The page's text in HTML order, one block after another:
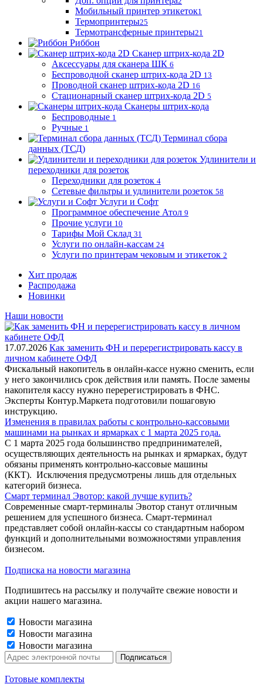
Мобильный принтер этикеток1
Термопринтеры25
Термотрансферные принтеры21
Риббон
Сканер штрих-кода 2D
Аксессуары для сканера ШК 6
Беспроводной сканер штрих-кода 2D 13
Проводной сканер штрих-кода 2D 16
Стационарный сканер штрих-кода 2D 5
Сканеры штрих-кода
Беспроводные 1
Ручные 1
Терминал сбора
данных (ТСД)
Удлинители и
переходники для розеток
Переходники для розеток 4
Сетевые фильтры и удлинители розеток 58
Услуги и Софт
Программное обеспечение Атол 9
Прочие услуги 10
Тарифы Мой Склад 31
Услуги по онлайн-кассам 24
Услуги по принтерам чековым и этикеток 2
Хит продаж
Распродажа
Новинки
Наши новости
17.07.2026 Как заменить ФН и перерегистрировать кассу в
личном кабинете ОФД
Фискальный накопитель в онлайн-кассе нужно сменить, если
у него закончились срок действия или память. После замены
накопителя кассу нужно перерегистрировать в ФНС.
Эксперты Контур.Маркета подготовили пошаговую
инструкцию.
Изменения в правилах работы с контрольно-кассовыми
машинами на рынках и ярмарках с 1 марта 2025 года.
С 1 марта 2025 года большинство предпринимателей,
осуществляющих деятельность на рынках и ярмарках, будут
обязаны применять контрольно-кассовые машины
(ККТ). Исключения предусмотрены лишь для отдельных
категорий бизнеса.
Смарт терминал Эвотор: какой лучше купить?
Современные смарт-терминалы Эвотор станут отличным
решением для успешного бизнеса. Смарт-терминал
представляет собой онлайн-кассы со стандартным набором
функций и дополнительными возможностями управления
бизнесом.
Подписка на новости магазина
Подпишитесь на рассылку и получайте свежие новости и
акции нашего магазина.
Новости магазина
Новости магазина
Новости магазина
Готовые комплекты